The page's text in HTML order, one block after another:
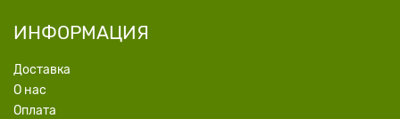
ИНФОРМАЦИЯ
Доставка
О нас
Оплата